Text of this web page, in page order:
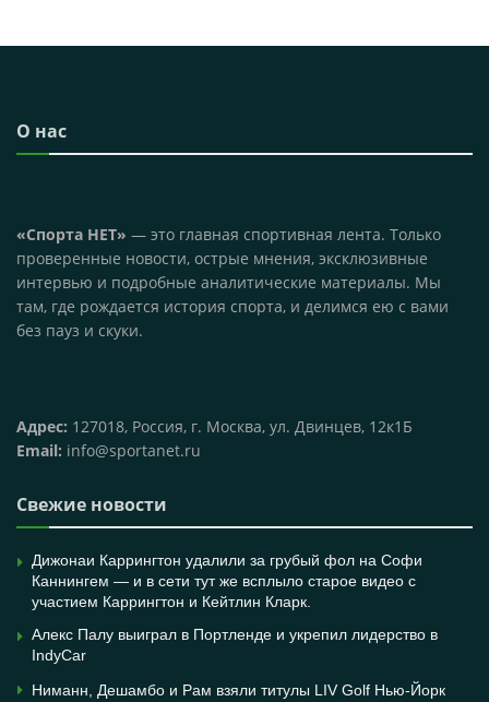
О нас
«Спорта НЕТ» — это главная спортивная лента. Только
проверенные новости, острые мнения, эксклюзивные
интервью и подробные аналитические материалы. Мы
там, где рождается история спорта, и делимся ею с вами
без пауз и скуки.
Адрес: 127018, Россия, г. Москва, ул. Двинцев, 12к1Б
Email: info@sportanet.ru
Свежие новости
Дижонаи Каррингтон удалили за грубый фол на Софи
Каннингем — и в сети тут же всплыло старое видео с
участием Каррингтон и Кейтлин Кларк.
Алекс Палу выиграл в Портленде и укрепил лидерство в
IndyCar
Ниманн, Дешамбо и Рам взяли титулы LIV Golf Нью-Йорк